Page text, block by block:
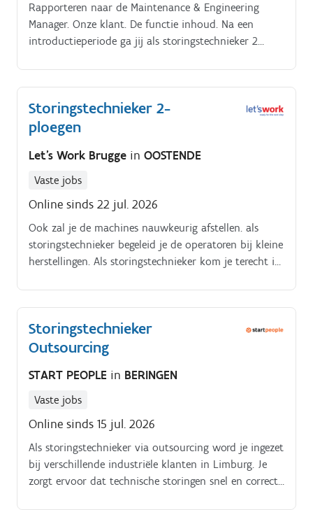
Rapporteren naar de Maintenance & Engineering
Manager. Onze klant. De functie inhoud. Na een
introductieperiode ga jij als storingstechnieker 2
Storingstechnieker 2-
ploegen
Let's Work Brugge in OOSTENDE
Vaste jobs
Online sinds 22 jul. 2026
Ook zal je de machines nauwkeurig afstellen. als
storingstechnieker begeleid je de operatoren bij kleine
herstellingen. Als storingstechnieker kom je terecht in
volgende taken:.
Storingstechnieker
Outsourcing
START PEOPLE in BERINGEN
Vaste jobs
Online sinds 15 jul. 2026
Als storingstechnieker via outsourcing word je ingezet
bij verschillende industriële klanten in Limburg. Je
zorgt ervoor dat technische storingen snel en correct